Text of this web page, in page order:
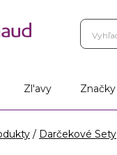
Zl'avy Značky
Darčekové Sety